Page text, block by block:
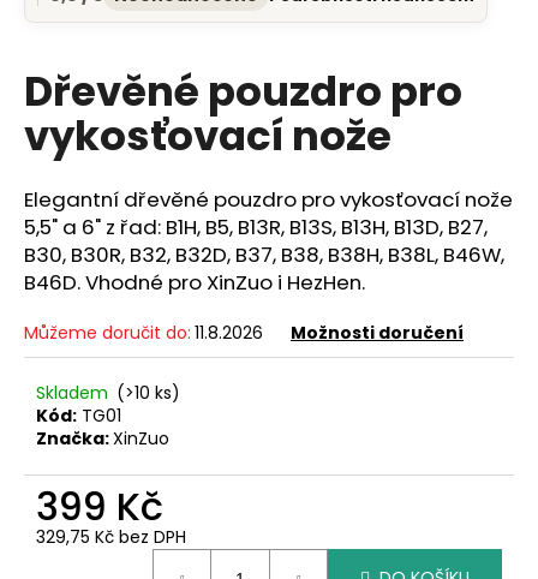
hodnocení
je
0,0
5
hvězdiček.
Dřevěné pouzdro pro
vykosťovací nože
Elegantní dřevěné pouzdro pro vykosťovací nože
5,5" a 6" z řad: B1H, B5, B13R, B13S, B13H, B13D, B27,
B30, B30R, B32, B32D, B37, B38, B38H, B38L, B46W,
B46D. Vhodné pro XinZuo i HezHen.
Můžeme doručit do: 11.8.2026 Možnosti doručení
Skladem (>10 ks)
Kód: TG01
Značka:XinZuo
399 Kč
329,75 Kč bez DPH
a
t
?
HLEDAT
D
o
p
u
č